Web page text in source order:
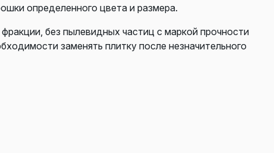
определенного цвета и размера.
без пылевидных частиц с маркой прочности
заменять плитку после незначительного